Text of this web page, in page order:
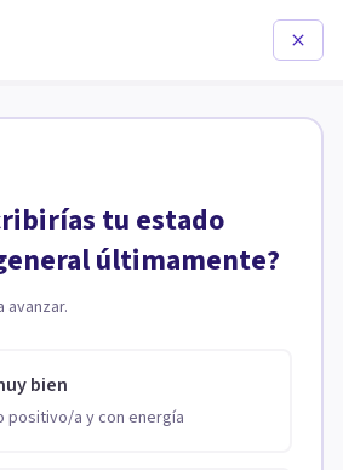
tu estado
últimamente?
avanzar.
bien
positivo/a y con energía